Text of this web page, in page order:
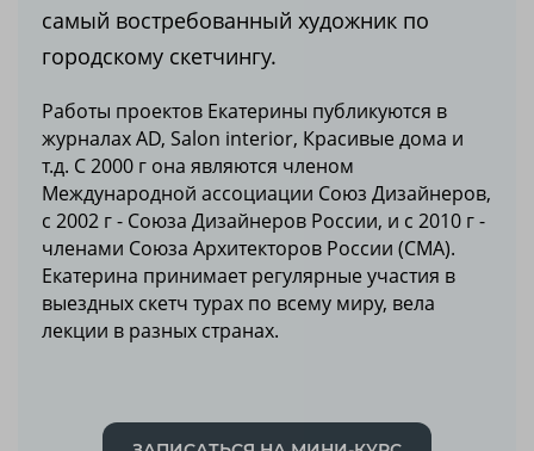
самый востребованный художник по
городскому скетчингу.
Работы проектов Екатерины публикуются в
журналах AD, Salon interior, Красивые дома и
т.д. С 2000 г она являются членом
Международной ассоциации Союз Дизайнеров,
с 2002 г - Союза Дизайнеров России, и с 2010 г -
членами Союза Архитекторов России (СМА).
Екатерина принимает регулярные участия в
выездных скетч турах по всему миру, вела
лекции в разных странах.